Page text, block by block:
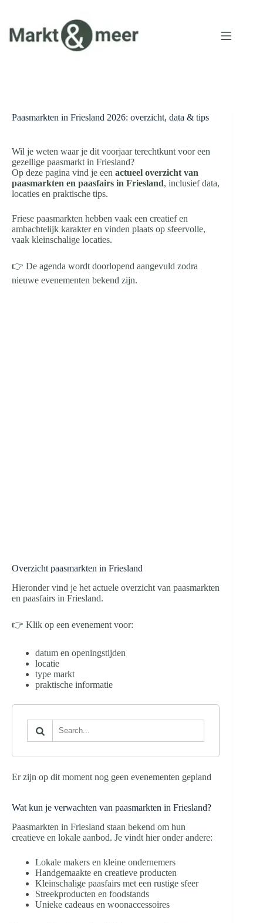
de
inhoud
Paasmarkten in Friesland 2026: overzicht, data & tips
Wil je weten waar je dit voorjaar terechtkunt voor een
gezellige paasmarkt in Friesland?
Op deze pagina vind je een actueel overzicht van
paasmarkten en paasfairs in Friesland, inclusief data,
locaties en praktische tips.
Friese paasmarkten hebben vaak een creatief en
ambachtelijk karakter en vinden plaats op sfeervolle,
vaak kleinschalige locaties.
👉 De agenda wordt doorlopend aangevuld zodra
nieuwe evenementen bekend zijn.
Overzicht paasmarkten in Friesland
Hieronder vind je het actuele overzicht van paasmarkten
en paasfairs in Friesland.
👉 Klik op een evenement voor:
datum en openingstijden
locatie
type markt
praktische informatie
Er zijn op dit moment nog geen evenementen gepland
Wat kun je verwachten van paasmarkten in Friesland?
Paasmarkten in Friesland staan bekend om hun
creatieve en lokale aanbod. Je vindt hier onder andere:
Lokale makers en kleine ondernemers
Handgemaakte en creatieve producten
Kleinschalige paasfairs met een rustige sfeer
Streekproducten en foodstands
Unieke cadeaus en woonaccessoires